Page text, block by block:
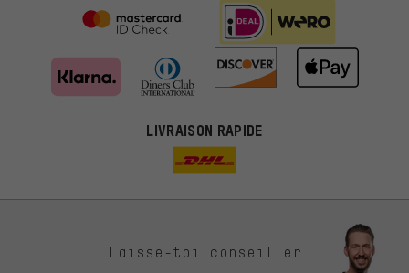
LIVRAISON RAPIDE
Laisse-toi conseiller
Des offres plus adaptées